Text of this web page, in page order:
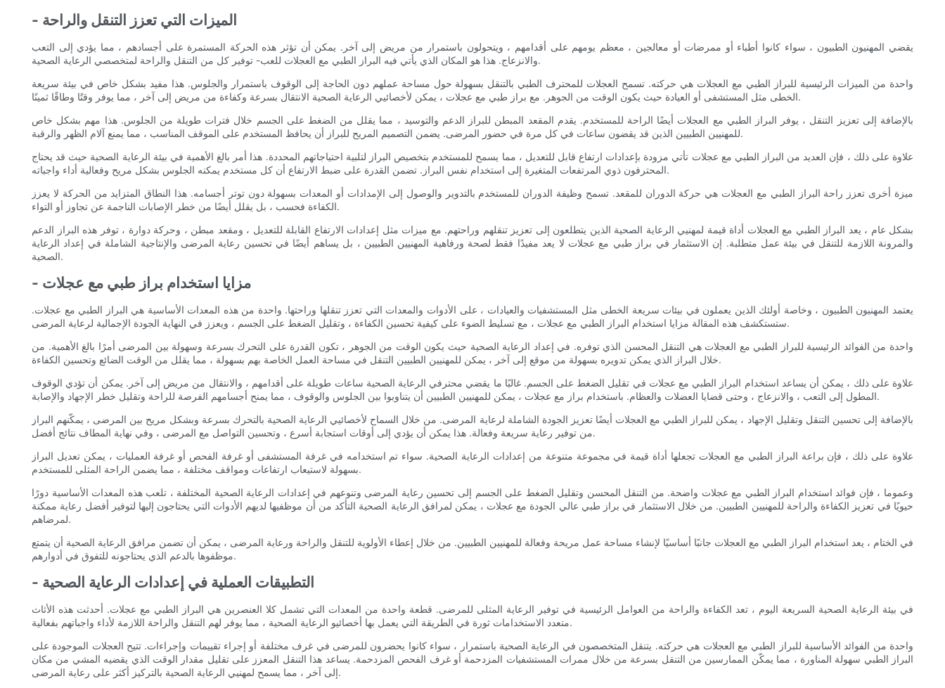
- الميزات التي تعزز التنقل والراحة
يقضي المهنيون الطبيون ، سواء كانوا أطباء أو ممرضات أو معالجين ، معظم يومهم على أقدامهم ، ويتحولون باستمرار من مريض إلى آخر. يمكن أن تؤثر هذه الحركة المستمرة على أجسادهم ، مما يؤدي إلى التعب
والانزعاج. هذا هو المكان الذي يأتي فيه البراز الطبي مع العجلات للعب- توفير كل من التنقل والراحة لمتخصصي الرعاية الصحية.
واحدة من الميزات الرئيسية للبراز الطبي مع العجلات هي حركته. تسمح العجلات للمحترف الطبي بالتنقل بسهولة حول مساحة عملهم دون الحاجة إلى الوقوف باستمرار والجلوس. هذا مفيد بشكل خاص في بيئة سريعة
الخطى مثل المستشفى أو العيادة حيث يكون الوقت من الجوهر. مع براز طبي مع عجلات ، يمكن لأخصائيي الرعاية الصحية الانتقال بسرعة وكفاءة من مريض إلى آخر ، مما يوفر وقتًا وطاقًا ثمينًا.
بالإضافة إلى تعزيز التنقل ، يوفر البراز الطبي مع العجلات أيضًا الراحة للمستخدم. يقدم المقعد المبطن للبراز الدعم والتوسيد ، مما يقلل من الضغط على الجسم خلال فترات طويلة من الجلوس. هذا مهم بشكل خاص
للمهنيين الطبيين الذين قد يقضون ساعات في كل مرة في حضور المرضى. يضمن التصميم المريح للبراز أن يحافظ المستخدم على الموقف المناسب ، مما يمنع آلام الظهر والرقبة.
علاوة على ذلك ، فإن العديد من البراز الطبي مع عجلات تأتي مزودة بإعدادات ارتفاع قابل للتعديل ، مما يسمح للمستخدم بتخصيص البراز لتلبية احتياجاتهم المحددة. هذا أمر بالغ الأهمية في بيئة الرعاية الصحية حيث قد يحتاج
المحترفون ذوي المرتفعات المتغيرة إلى استخدام نفس البراز. تضمن القدرة على ضبط الارتفاع أن كل مستخدم يمكنه الجلوس بشكل مريح وفعالية أداء واجباته.
ميزة أخرى تعزز راحة البراز الطبي مع العجلات هي حركة الدوران للمقعد. تسمح وظيفة الدوران للمستخدم بالتدوير والوصول إلى الإمدادات أو المعدات بسهولة دون توتر أجسامه. هذا النطاق المتزايد من الحركة لا يعزز
الكفاءة فحسب ، بل يقلل أيضًا من خطر الإصابات الناجمة عن تجاوز أو التواء.
بشكل عام ، يعد البراز الطبي مع العجلات أداة قيمة لمهنيي الرعاية الصحية الذين يتطلعون إلى تعزيز تنقلهم وراحتهم. مع ميزات مثل إعدادات الارتفاع القابلة للتعديل ، ومقعد مبطن ، وحركة دوارة ، توفر هذه البراز الدعم
والمرونة اللازمة للتنقل في بيئة عمل متطلبة. إن الاستثمار في براز طبي مع عجلات لا يعد مفيدًا فقط لصحة ورفاهية المهنيين الطبيين ، بل يساهم أيضًا في تحسين رعاية المرضى والإنتاجية الشاملة في إعداد الرعاية
الصحية.
- مزايا استخدام براز طبي مع عجلات
يعتمد المهنيون الطبيون ، وخاصة أولئك الذين يعملون في بيئات سريعة الخطى مثل المستشفيات والعيادات ، على الأدوات والمعدات التي تعزز تنقلها وراحتها. واحدة من هذه المعدات الأساسية هي البراز الطبي مع عجلات.
ستستكشف هذه المقالة مزايا استخدام البراز الطبي مع عجلات ، مع تسليط الضوء على كيفية تحسين الكفاءة ، وتقليل الضغط على الجسم ، ويعزز في النهاية الجودة الإجمالية لرعاية المرضى.
واحدة من الفوائد الرئيسية للبراز الطبي مع العجلات هي التنقل المحسن الذي توفره. في إعداد الرعاية الصحية حيث يكون الوقت من الجوهر ، تكون القدرة على التحرك بسرعة وسهولة بين المرضى أمرًا بالغ الأهمية. من
خلال البراز الذي يمكن تدويره بسهولة من موقع إلى آخر ، يمكن للمهنيين الطبيين التنقل في مساحة العمل الخاصة بهم بسهولة ، مما يقلل من الوقت الضائع وتحسين الكفاءة.
علاوة على ذلك ، يمكن أن يساعد استخدام البراز الطبي مع عجلات في تقليل الضغط على الجسم. غالبًا ما يقضي محترفي الرعاية الصحية ساعات طويلة على أقدامهم ، والانتقال من مريض إلى آخر. يمكن أن تؤدي الوقوف
المطول إلى التعب ، والانزعاج ، وحتى قضايا العضلات والعظام. باستخدام براز مع عجلات ، يمكن للمهنيين الطبيين أن يتناوبوا بين الجلوس والوقوف ، مما يمنح أجسامهم الفرصة للراحة وتقليل خطر الإجهاد والإصابة.
بالإضافة إلى تحسين التنقل وتقليل الإجهاد ، يمكن للبراز الطبي مع العجلات أيضًا تعزيز الجودة الشاملة لرعاية المرضى. من خلال السماح لأخصائيي الرعاية الصحية بالتحرك بسرعة وبشكل مريح بين المرضى ، يمكّنهم البراز
من توفير رعاية سريعة وفعالة. هذا يمكن أن يؤدي إلى أوقات استجابة أسرع ، وتحسين التواصل مع المرضى ، وفي نهاية المطاف نتائج أفضل.
علاوة على ذلك ، فإن براعة البراز الطبي مع العجلات تجعلها أداة قيمة في مجموعة متنوعة من إعدادات الرعاية الصحية. سواء تم استخدامه في غرفة المستشفى أو غرفة الفحص أو غرفة العمليات ، يمكن تعديل البراز
بسهولة لاستيعاب ارتفاعات ومواقف مختلفة ، مما يضمن الراحة المثلى للمستخدم.
وعموما ، فإن فوائد استخدام البراز الطبي مع عجلات واضحة. من التنقل المحسن وتقليل الضغط على الجسم إلى تحسين رعاية المرضى وتنوعهم في إعدادات الرعاية الصحية المختلفة ، تلعب هذه المعدات الأساسية دورًا
حيويًا في تعزيز الكفاءة والراحة للمهنيين الطبيين. من خلال الاستثمار في براز طبي عالي الجودة مع عجلات ، يمكن لمرافق الرعاية الصحية التأكد من أن موظفيها لديهم الأدوات التي يحتاجون إليها لتوفير أفضل رعاية ممكنة
لمرضاهم.
في الختام ، يعد استخدام البراز الطبي مع العجلات جانبًا أساسيًا لإنشاء مساحة عمل مريحة وفعالة للمهنيين الطبيين. من خلال إعطاء الأولوية للتنقل والراحة ورعاية المرضى ، يمكن أن تضمن مرافق الرعاية الصحية أن يتمتع
موظفوها بالدعم الذي يحتاجونه للتفوق في أدوارهم.
- التطبيقات العملية في إعدادات الرعاية الصحية
في بيئة الرعاية الصحية السريعة اليوم ، تعد الكفاءة والراحة من العوامل الرئيسية في توفير الرعاية المثلى للمرضى. قطعة واحدة من المعدات التي تشمل كلا العنصرين هي البراز الطبي مع عجلات. أحدثت هذه الأثاث
متعدد الاستخدامات ثورة في الطريقة التي يعمل بها أخصائيو الرعاية الصحية ، مما يوفر لهم التنقل والراحة اللازمة لأداء واجباتهم بفعالية.
واحدة من الفوائد الأساسية للبراز الطبي مع العجلات هي حركته. يتنقل المتخصصون في الرعاية الصحية باستمرار ، سواء كانوا يحضرون للمرضى في غرف مختلفة أو إجراء تقييمات وإجراءات. تتيح العجلات الموجودة على
البراز الطبي سهولة المناورة ، مما يمكّن الممارسين من التنقل بسرعة من خلال ممرات المستشفيات المزدحمة أو غرف الفحص المزدحمة. يساعد هذا التنقل المعزز على تقليل مقدار الوقت الذي يقضيه المشي من مكان
إلى آخر ، مما يسمح لمهنيي الرعاية الصحية بالتركيز أكثر على رعاية المرضى.